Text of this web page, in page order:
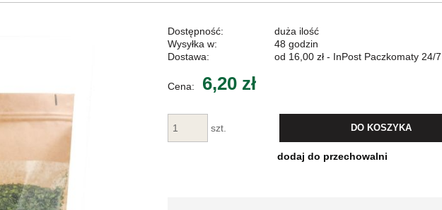
Dostępność:
duża ilość
Wysyłka w:
48 godzin
Dostawa:
od 16,00 zł - InPost Paczkomaty 24/7
Cena: 6,20 zł
szt. DO KOSZYKA
dodaj do przechowalni